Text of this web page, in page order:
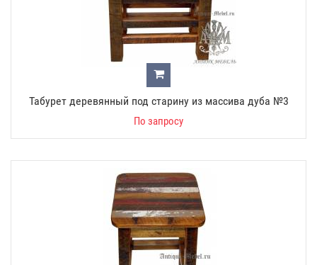
Табурет деревянный под старину из массива дуба №3
По запросу